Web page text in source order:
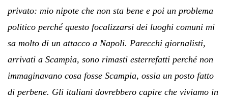
privato: mio nipote che non sta bene e poi un problema
politico perché questo focalizzarsi dei luoghi comuni mi
sa molto di un attacco a Napoli. Parecchi giornalisti,
arrivati a Scampia, sono rimasti esterrefatti perché non
immaginavano cosa fosse Scampia, ossia un posto fatto
di perbene. Gli italiani dovrebbero capire che viviamo in